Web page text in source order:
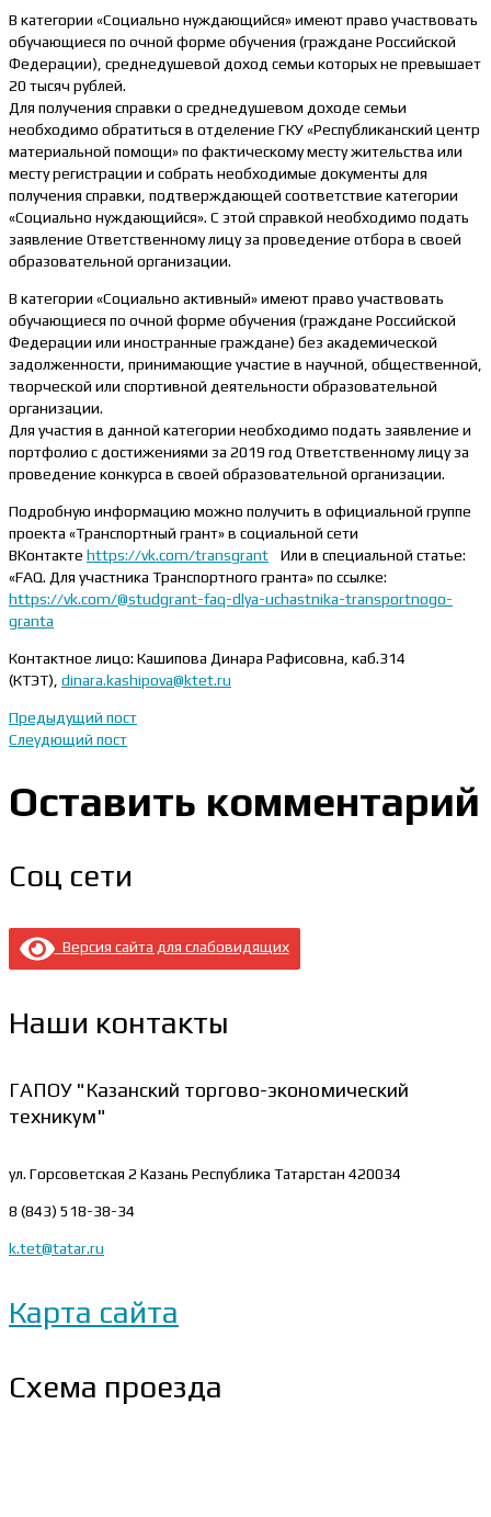
В категории «Социально нуждающийся» имеют право участвовать
обучающиеся по очной форме обучения (граждане Российской
Федерации), среднедушевой доход семьи которых не превышает
20 тысяч рублей.
Для получения справки о среднедушевом доходе семьи
необходимо обратиться в отделение ГКУ «Республиканский центр
материальной помощи» по фактическому месту жительства или
месту регистрации и собрать необходимые документы для
получения справки, подтверждающей соответствие категории
«Социально нуждающийся». С этой справкой необходимо подать
заявление Ответственному лицу за проведение отбора в своей
образовательной организации.
В категории «Социально активный» имеют право участвовать
обучающиеся по очной форме обучения (граждане Российской
Федерации или иностранные граждане) без академической
задолженности, принимающие участие в научной, общественной,
творческой или спортивной деятельности образовательной
организации.
Для участия в данной категории необходимо подать заявление и
портфолио с достижениями за 2019 год Ответственному лицу за
проведение конкурса в своей образовательной организации.
Подробную информацию можно получить в официальной группе
проекта «Транспортный грант» в социальной сети
ВКонтакте https://vk.com/transgrant Или в специальной статье:
«FAQ. Для участника Транспортного гранта» по ссылке:
https://vk.com/@studgrant-faq-dlya-uchastnika-transportnogo-
granta
Контактное лицо: Кашипова Динара Рафисовна, каб.314
(КТЭТ), dinara.kashipova@ktet.ru
Предыдущий пост
Слеудющий пост
Оставить комментарий
Соц сети
Версия сайта для слабовидящих
Наши контакты
ГАПОУ "Казанский торгово-экономический
техникум"
ул. Горсоветская 2 Казань Республика Татарстан 420034
8 (843) 518-38-34
k.tet@tatar.ru
Карта сайта
Схема проезда